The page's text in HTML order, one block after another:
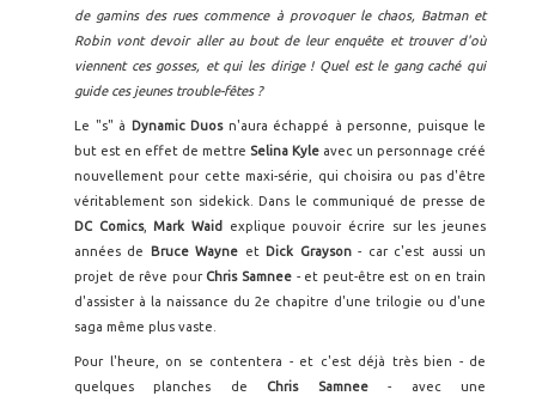
de gamins des rues commence à provoquer le chaos, Batman et
Robin vont devoir aller au bout de leur enquête et trouver d'où
viennent ces gosses, et qui les dirige ! Quel est le gang caché qui
guide ces jeunes trouble-fêtes ?
Le "s" à Dynamic Duos n'aura échappé à personne, puisque le
but est en effet de mettre Selina Kyle avec un personnage créé
nouvellement pour cette maxi-série, qui choisira ou pas d'être
véritablement son sidekick. Dans le communiqué de presse de
DC Comics,Mark Waid
explique pouvoir écrire sur les jeunes
années de
Bruce Wayne et Dick Grayson- car c'est aussi un
projet de rêve pour Chris Samnee- et peut-être est on en train
d'assister à la naissance du 2e chapitre d'une trilogie ou d'une
saga même plus vaste.
Pour l'heure, on se contentera - et c'est déjà très bien - de
quelques planches de Chris Samnee- avec une